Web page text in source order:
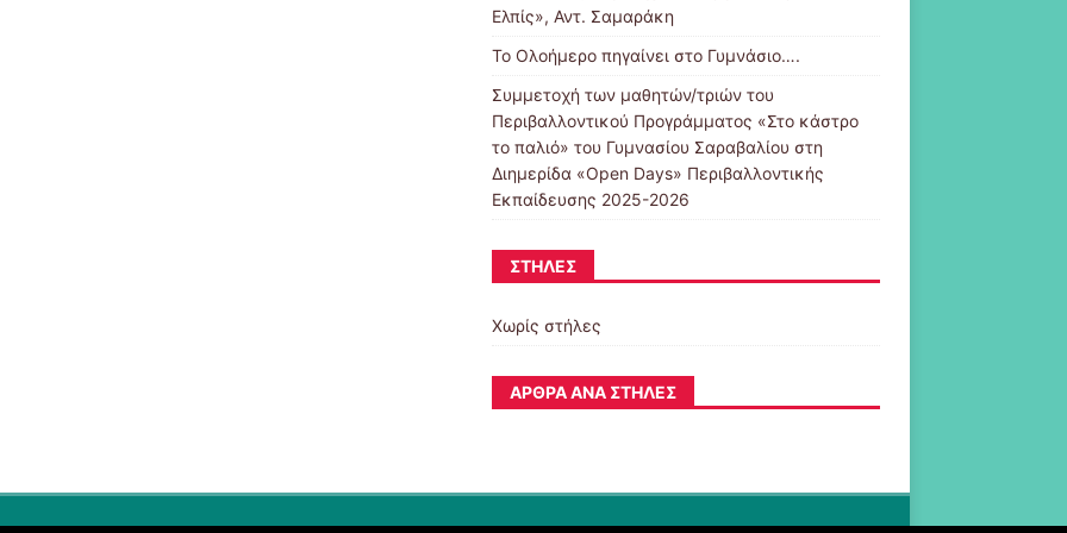
Ελπίς», Αντ. Σαμαράκη
Το Ολοήμερο πηγαίνει στο Γυμνάσιο….
Συμμετοχή των μαθητών/τριών του
Περιβαλλοντικού Προγράμματος «Στο κάστρο
το παλιό» του Γυμνασίου Σαραβαλίου στη
Διημερίδα «Open Days» Περιβαλλοντικής
Εκπαίδευσης 2025-2026
ΣΤΉΛΕΣ
Χωρίς στήλες
ΆΡΘΡΑ ΑΝΆ ΣΤΉΛΕΣ